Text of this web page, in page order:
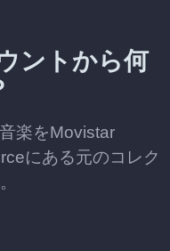
ントから何
楽をMovistar
にある元のコレク